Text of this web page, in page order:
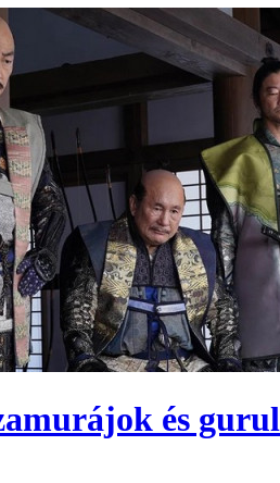
és